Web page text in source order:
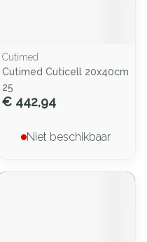
Cutimed
Cutimed Cuticell 20x40cm
25
€ 442,94
Niet beschikbaar